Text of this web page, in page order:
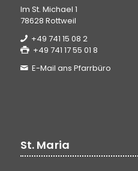
Im St. Michael 1
78628 Rottweil
+49 741 15 08 2
+49 741 17 55 01 8
E-Mail ans Pfarrbüro
St. Maria